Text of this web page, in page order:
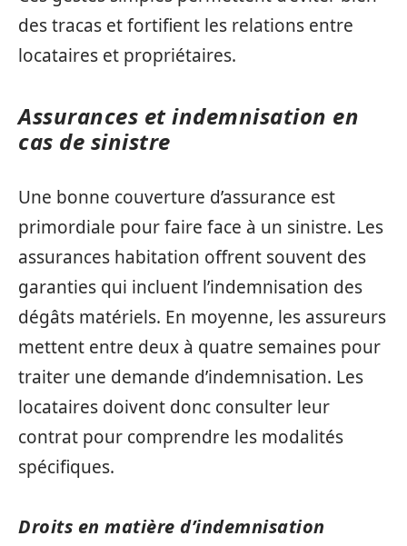
des tracas et fortifient les relations entre
locataires et propriétaires.
Assurances et indemnisation en
cas de sinistre
Une bonne couverture d’assurance est
primordiale pour faire face à un sinistre. Les
assurances habitation offrent souvent des
garanties qui incluent l’indemnisation des
dégâts matériels. En moyenne, les assureurs
mettent entre deux à quatre semaines pour
traiter une demande d’indemnisation. Les
locataires doivent donc consulter leur
contrat pour comprendre les modalités
spécifiques.
Droits en matière d’indemnisation